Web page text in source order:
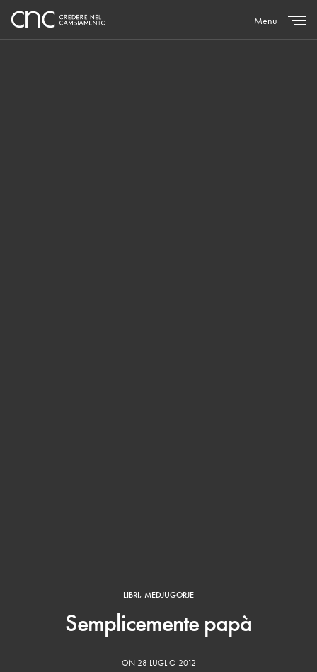
Menu
LIBRI, MEDJUGORJE
Semplicemente papà
ON 28 LUGLIO 2012